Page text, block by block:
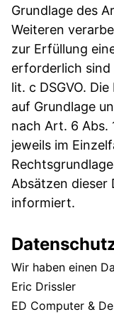
Grundlage des
Weiteren
zur Erfüllung
erforderlich sind
lit. c DSGVO.
auf Grundlage
nach Art. 6 Abs.
jeweils im
Absätzen dieser
informiert.
Wir haben einen
Eric Drissler
ED Computer &